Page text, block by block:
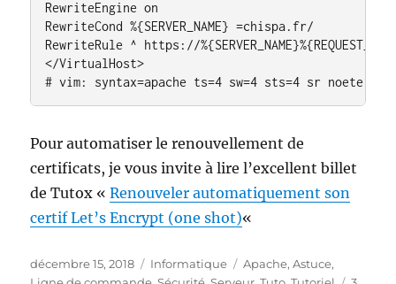
RewriteEngine on
RewriteCond %{SERVER_NAME} =chispa.fr/
RewriteRule ^ https://
</VirtualHost>
# vim: syntax=apache ts=4 sw=4 sts=4 sr noete
Pour automatiser le renouvellement de
certificats, je vous invite à lire l’excellent billet
de Tutox «Renouveler automatiquement son
certif Let’s Encrypt (one shot)«
Publié
décembre 15, 2018 Catégories
Informatique Étiquettes
Apache,Astuce,